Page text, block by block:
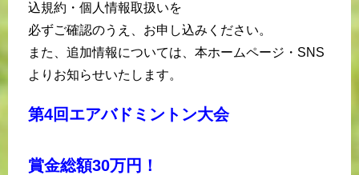
込規約・個人情報取扱いを
必ずご確認のうえ、お申し込みください。
また、追加情報については、本ホームページ・SNS
よりお知らせいたします。
第4回エアバドミントン大会
賞金総額30万円！